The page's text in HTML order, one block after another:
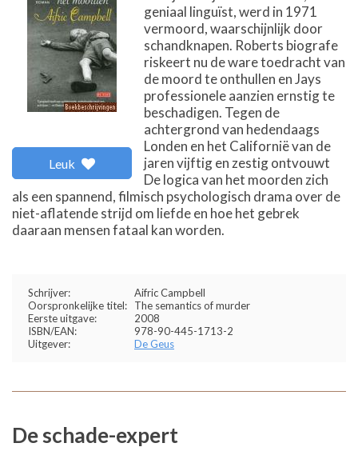
Leuk
geniaal linguïst, werd in 1971
vermoord, waarschijnlijk door
schandknapen. Roberts biografe
riskeert nu de ware toedracht van
de moord te onthullen en Jays
professionele aanzien ernstig te
beschadigen. Tegen de
achtergrond van hedendaags
Londen en het Californië van de
jaren vijftig en zestig ontvouwt
De logica van het moorden zich
als een spannend, filmisch psychologisch drama over de
niet-aflatende strijd om liefde en hoe het gebrek
daaraan mensen fataal kan worden.
Schrijver:
Aifric Campbell
Oorspronkelijke titel:
The semantics of murder
Eerste uitgave:
2008
ISBN/EAN:
978-90-445-1713-2
Uitgever:
De Geus
De schade-expert